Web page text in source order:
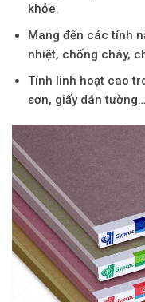
khỏe.
Mang đến các tính
nhiệt, chống cháy,
Tính linh hoạt cao
sơn, giấy dán tường…